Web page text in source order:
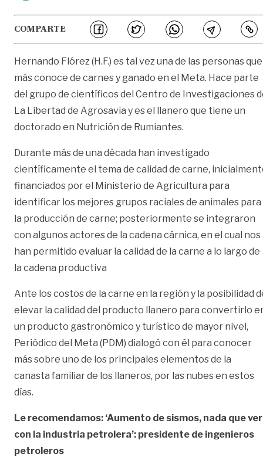
COMPARTE
Hernando Flórez (H.F.) es tal vez una de las personas que
más conoce de carnes y ganado en el Meta. Hace parte
del grupo de científicos del Centro de Investigaciones
La Libertad de Agrosavia y es el llanero que tiene un
doctorado en Nutrición de Rumiantes.
Durante más de una década han investigado
científicamente el tema de calidad de carne,
financiados por el Ministerio de Agricultura para
identificar los mejores grupos raciales de animales para
la producción de carne; posteriormente se integraron
con algunos actores de la cadena cárnica, en el cual nos
han permitido evaluar la calidad de la carne a lo largo de
la cadena productiva
Ante los costos de la carne en la región y la posibilidad
elevar la calidad del producto llanero para convertirlo
un producto gastronómico y turístico de mayor nivel,
Periódico del Meta (PDM) dialogó con él para conocer
más sobre uno de los principales elementos de la
canasta familiar de los llaneros, por las nubes en estos
días.
Le recomendamos: ‘Aumento de sismos, nada que ver
con la industria petrolera’: presidente de ingenieros
petroleros